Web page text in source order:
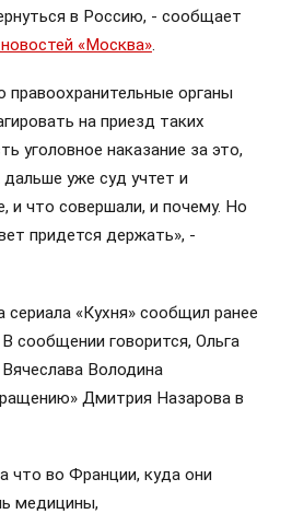
в Россию, - сообщает
«Москва».
правоохранительные органы
на приезд таких
уголовное наказание за это,
уже суд учтет и
и что совершали, и почему. Но
придется держать», -
«Кухня» сообщил ранее
сообщении говорится, Ольга
Володина
Дмитрия Назарова в
что во Франции, куда они
медицины,